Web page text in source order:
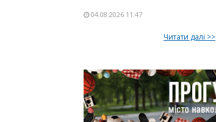
04.08.2026 11:47
Читати далі >>